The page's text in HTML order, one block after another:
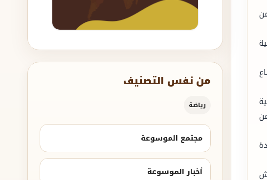
من نفس التصنيف
رياضة
مجتمع الموسوعة
أخبار الموسوعة
من
الفضية
من